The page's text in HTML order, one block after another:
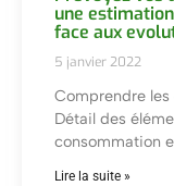
une
face aux
5 janvier 2022
Comprendre
Détail des
consommation
Lire la suite »